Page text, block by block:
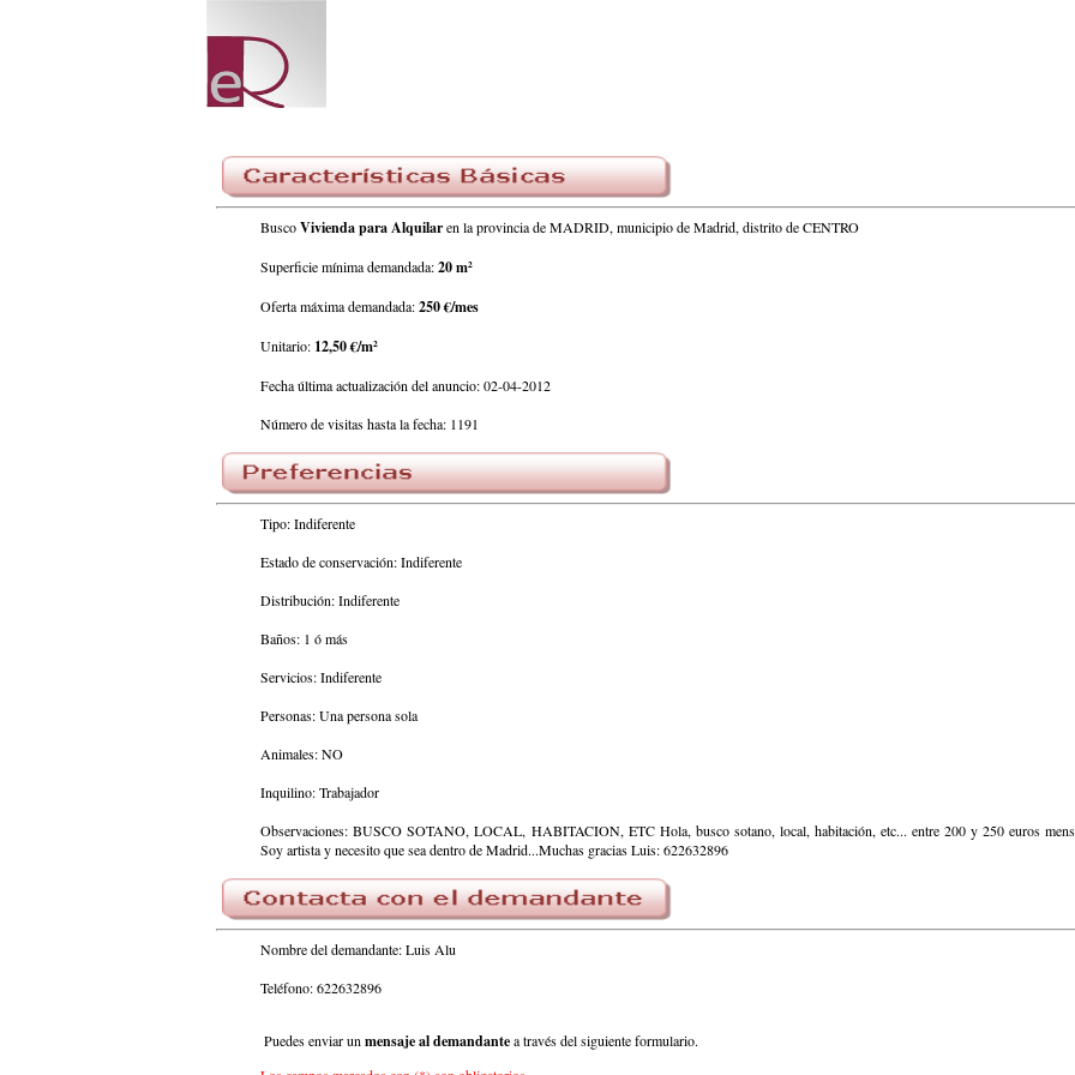
BuscoVivienda para Alquilaren la provincia de MADRID, municipio de Madrid, distrito de CENTRO
Superficie mínima demandada:20 m²
Oferta máxima demandada:250 €/mes
Unitario: 12,50 €/m²
Fecha última actualización del anuncio: 02-04-2012
Número de visitas hasta la fecha: 1191
Tipo: Indiferente
Estado de conservación: Indiferente
Distribución: Indiferente
Baños: 1 ó más
Servicios: Indiferente
Personas: Una persona sola
Animales: NO
Inquilino: Trabajador
Observaciones: BUSCO SOTANO, LOCAL, HABITACION, ETC Hola, busco sotano, local, habitación, etc... entre 200 y 250 euros
Soy artista y necesito que sea dentro de Madrid...Muchas gracias Luis: 622632896
Nombre del demandante: Luis Alu
Teléfono: 622632896
Puedes enviar unmensaje al demandantea través del siguiente formulario.